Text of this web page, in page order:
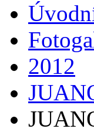
2012